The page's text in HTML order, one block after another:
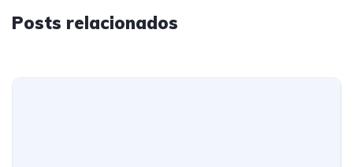
Posts relacionados